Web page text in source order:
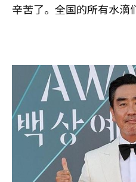
辛苦了。全国的所有水滴